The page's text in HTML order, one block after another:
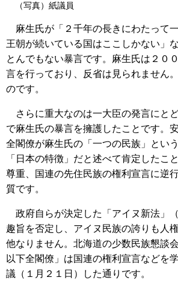
（写真）紙議員
麻生氏が「２千年の長きにわたって
王朝が続いている国はここしかない」
とんでもない暴言です。麻生氏は２０
言を行っており、反省は見られません
のです。
さらに重大なのは一大臣の発言にと
で麻生氏の暴言を擁護したことです。
全閣僚が麻生氏の「一つの民族」とい
「日本の特徴」だと述べて肯定したこ
尊重、国連の先住民族の権利宣言に逆
質です。
政府自らが決定した「アイヌ新法」
趣旨を否定し、アイヌ民族の誇りも人
他なりません。北海道の少数民族懇談
以下全閣僚」は国連の権利宣言などを
議（１月２１日）した通りです。